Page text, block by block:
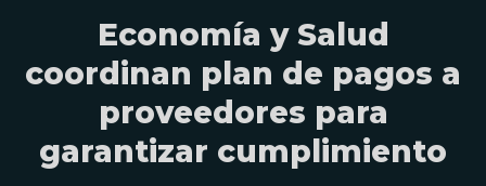
Economía y Salud
coordinan plan de pagos a
proveedores para
garantizar cumplimiento